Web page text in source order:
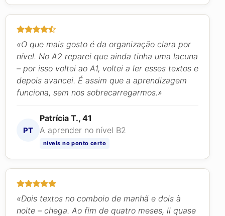
«O que mais gosto é da organização clara por
nível. No A2 reparei que ainda tinha uma lacuna
– por isso voltei ao A1, voltei a ler esses textos e
depois avancei. É assim que a aprendizagem
funciona, sem nos sobrecarregarmos.»
PT
Patrícia T., 41
A aprender no nível B2
níveis no ponto certo
«Dois textos no comboio de manhã e dois à
noite – chega. Ao fim de quatro meses, li quase